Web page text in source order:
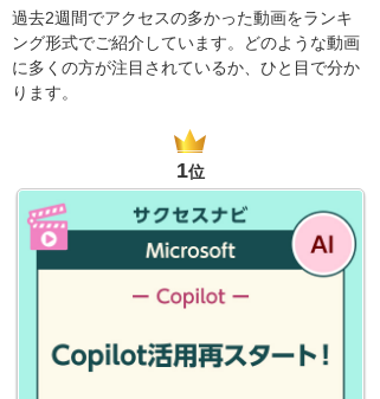
過去2週間でアクセスの多かった動画をランキ
ング形式でご紹介しています。どのような動画
に多くの方が注目されているか、ひと目で分か
ります。
1位